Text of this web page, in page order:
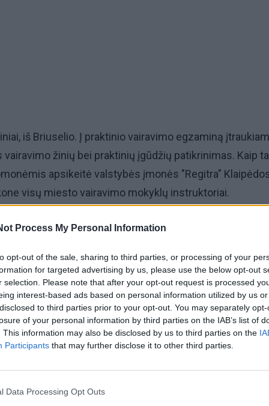
Process My Personal Information
opt-out of the sale, sharing to third parties, or processing of your
for targeted advertising by us, please use the below opt-out
selection. Please note that after your opt-out request is processed
interest-based ads based on personal information utilized by us
to third parties prior to your opt-out. You may separately
of your personal information by third parties on the IAB’s list of
This information may also be disclosed by us to third parties on the
Participants that may further disclose it to other third parties.
Data Processing Opt Outs
iš Briuselio. Į praktinio vairavimo egzaminą
vairavimo žinių bei praktinių įgūdžių patikrinimas. Kaip
apsikeitė valstybės įmonės "Regitra"
visų miesto vairavimo mokyklų instruktoriai.
vairuoti, kurie egzaminą laikys pirmosiomis 2014
ir pagal ją mokinius ruošti turėjo jau kurį laiką.
monopolija
mokome visada - kuras juk brangus. Bet kokie tie
į kuriuos bus atsižvelgiama?" - klausė instruktoriai.